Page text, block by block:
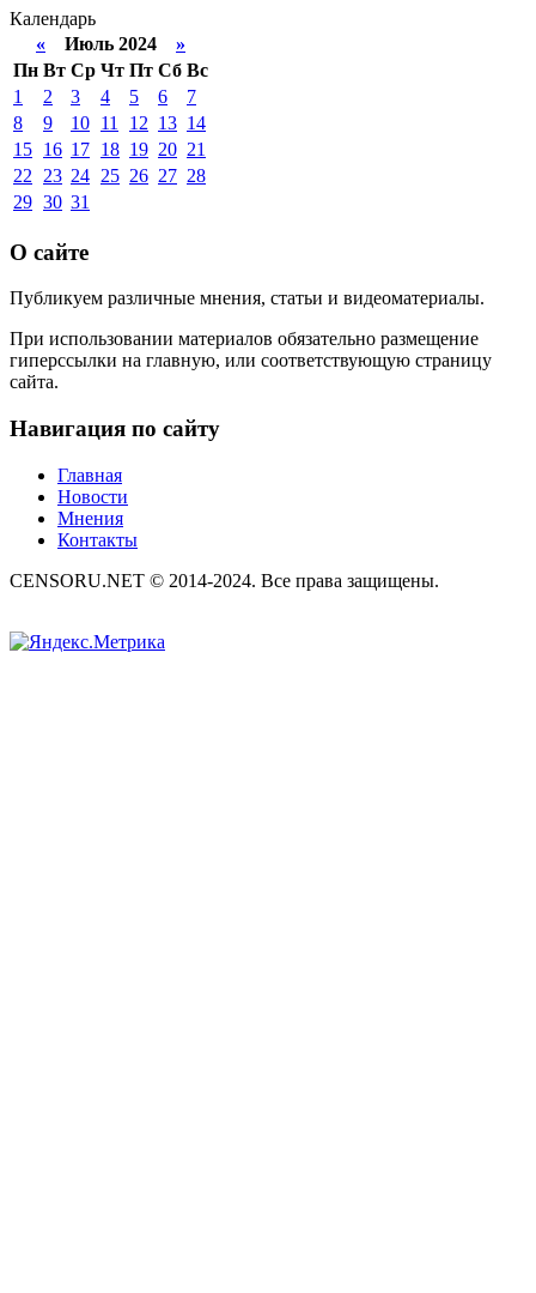
Календарь
« Июль 2024 »
Пн Вт Ср Чт Пт Сб Вс
1
2 3 4 5 6
7
8
9 10 11 12 13 14
15 16 17 18 19 20 21
22
23 24 25 26 27 28
29 30 31
О сайте
Публикуем различные мнения, статьи и видеоматериалы.
При использовании материалов обязательно размещение
гиперссылки на главную, или соответствующую страницу
сайта.
Навигация по сайту
Главная
Новости
Мнения
Контакты
CENSORU.NET © 2014-2024. Все права защищены.